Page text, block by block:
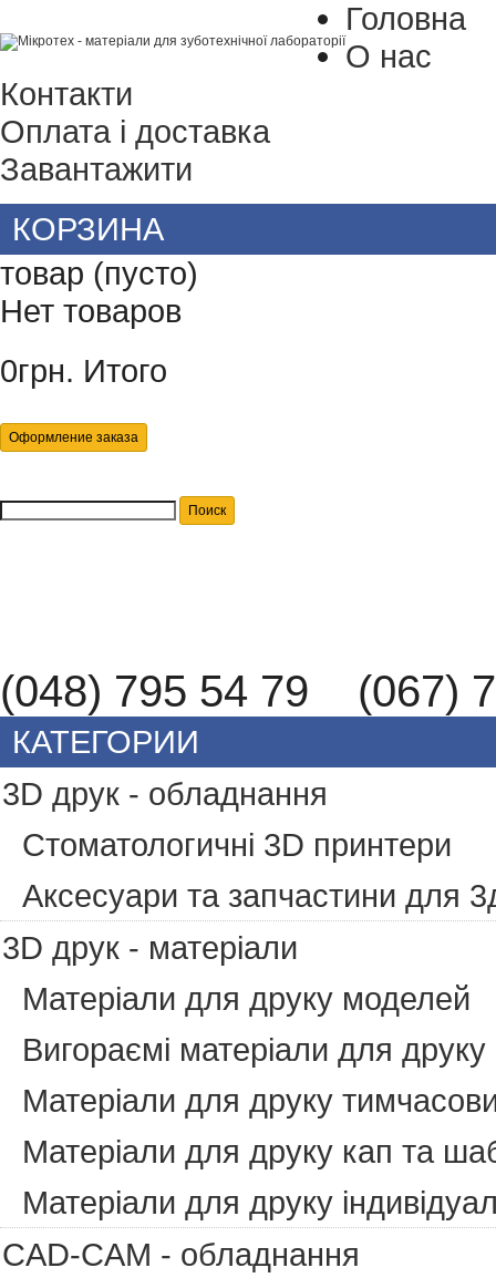
Головна
О нас
Контакти
Оплата і доставка
Завантажити
КОРЗИНА
товар (пусто)
Нет товаров
0грн. Итого
Оформление заказа
(048) 795 54 79 (067)
КАТЕГОРИИ
3D друк - обладнання
Стоматологичні 3D принтери
Аксесуари та запчастини для
3D друк - матеріали
Матеріали для друку моделей
Вигораємі матеріали для друку
Матеріали для друку
Матеріали для друку кап та
Матеріали для друку
CAD-CAM - обладнання